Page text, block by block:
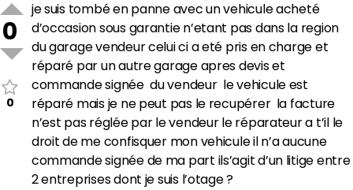
0
0
je suis tombé en panne avec un vehicule acheté
d’occasion sous garantie n’etant pas dans la region
du garage vendeur celui ci a eté pris en charge et
réparé par un autre garage apres devis et
commande signée du vendeur le vehicule est
réparé mais je ne peut pas le recupérer la facture
n’est pas réglée par le vendeur le réparateur a t’il le
droit de me confisquer mon vehicule il n’a aucune
commande signée de ma part ils’agit d’un litige entre
2 entreprises dont je suis l’otage ?